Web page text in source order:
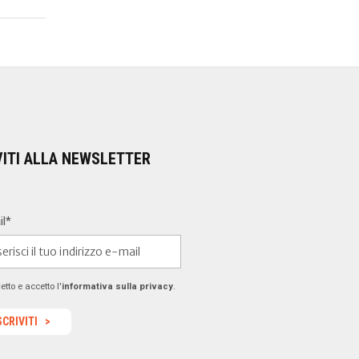
ALLA NEWSLETTER
e accetto l'informativa sulla privacy.